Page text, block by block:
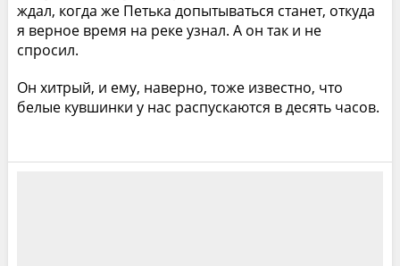
ждал, когда же Петька допытываться станет, откуда
я верное время на реке узнал. А он так и не
спросил.
Он хитрый, и ему, наверно, тоже известно, что
белые кувшинки у нас распускаются в десять часов.